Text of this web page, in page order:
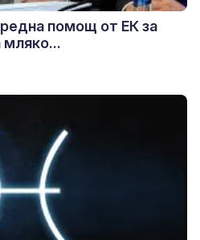
помощ от ЕК за
мляко...